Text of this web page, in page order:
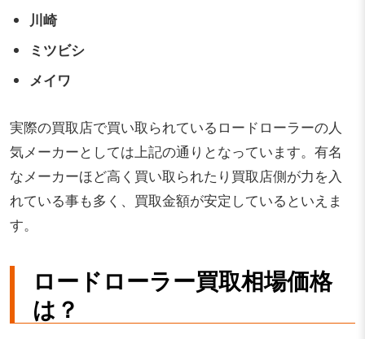
川崎
ミツビシ
メイワ
実際の買取店で買い取られているロードローラーの人
気メーカーとしては上記の通りとなっています。有名
なメーカーほど高く買い取られたり買取店側が力を入
れている事も多く、買取金額が安定しているといえま
す。
ロードローラー買取相場価格
は？